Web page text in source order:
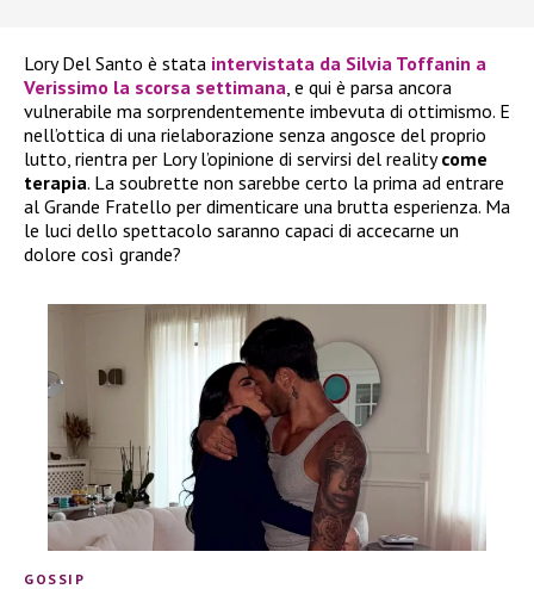
Lory Del Santo è stata intervistata da Silvia Toffanin a
Verissimo la scorsa settimana , e qui è parsa ancora
vulnerabile ma sorprendentemente imbevuta di ottimismo. E
nell’ottica di una rielaborazione senza angosce del proprio
lutto, rientra per Lory l’opinione di servirsi del realitycome
terapia. La soubrette non sarebbe certo la prima ad entrare
al Grande Fratello per dimenticare una brutta esperienza. Ma
le luci dello spettacolo saranno capaci di accecarne un
dolore così grande?
GOSSIP